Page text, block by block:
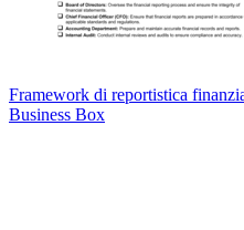
Framework di reportistica
Business Box